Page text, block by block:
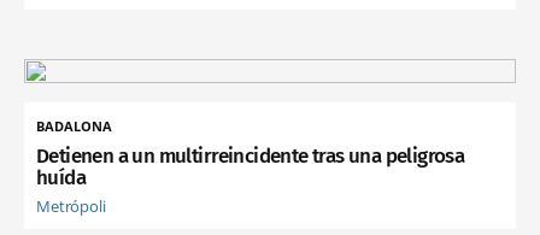
BADALONA
Detienen a un multirreincidente tras una peligrosa
huída
Metrópoli